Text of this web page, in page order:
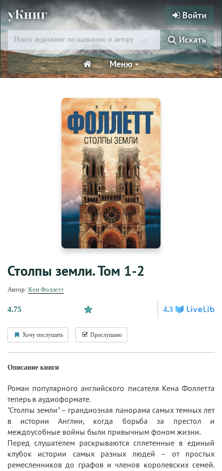
уКниг Войти
Искать
Меню
Столпы земли. Том 1-2
Автор: Кен Фоллетт
4.75 4.3
Хочу послушать Прослушано
Описание книги
Роман популярного английского писателя Кена Фоллетта
теперь в аудиоформате.
"Столпы земли" – грандиозная панорама самых темных лет
в истории Англии, когда борьба за престол и
междоусобные войны были привычным фоном жизни.
Перед слушателем раскрываются сплетенные в единый
клубок истории самых разных людей – от простых
ремесленников до графов и членов королевских семей.